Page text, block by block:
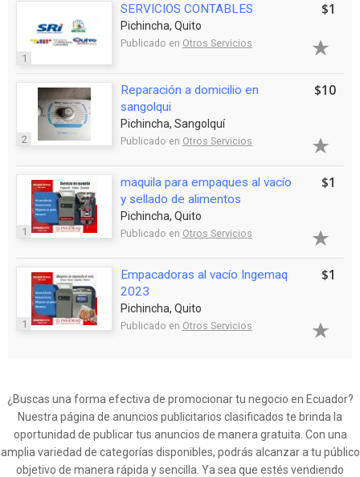
1
SERVICIOS CONTABLES
Pichincha, Quito
Publicado en Otros Servicios
$1
2
Reparación a domicilio en
sangolqui
Pichincha, Sangolquí
Publicado en Otros Servicios
$10
1
maquila para empaques al vacío
y sellado de alimentos
Pichincha, Quito
Publicado en Otros Servicios
$1
1
Empacadoras al vacío Ingemaq
2023
Pichincha, Quito
Publicado en Otros Servicios
$1
¿Buscas una forma efectiva de promocionar tu negocio en Ecuador?
Nuestra página de anuncios publicitarios clasificados te brinda la
oportunidad de publicar tus anuncios de manera gratuita. Con una
amplia variedad de categorías disponibles, podrás alcanzar a tu público
objetivo de manera rápida y sencilla. Ya sea que estés vendiendo